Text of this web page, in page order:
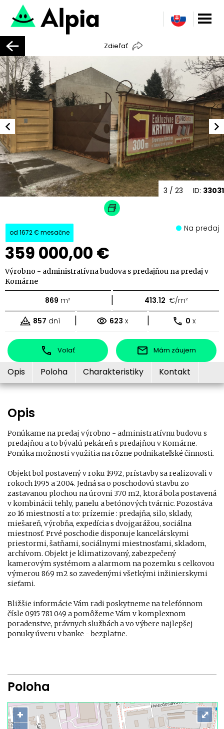
Zdieľať
ID: 33031
3 / 23
od 1672 € mesačne
359 000,00 €
Na predaj
Výrobno - administratívna budova s predajňou na predaj v
Komárne
869 m² | 413.12 €/m²
857 dní | 623 x | 0 x
Volať Mám záujem
Opis Poloha Charakteristiky Kontakt
Opis
Ponúkame na predaj výrobno - administratívnu budovu s
predajňou a to bývalú pekáreň s predajňou v Komárne.
Ponúka možnosti využitia na rôzne podnikateľské činnosti.
Objekt bol postavený v roku 1992, prístavby sa realizovali v
rokoch 1995 a 2004. Jedná sa o poschodovú stavbu zo
zastavanou plochou na úrovni 370 m2, ktorá bola postavená
v kombinácii tehly, panelu a betónových tvárnic. Pozostáva
zo 16 miestností a to: prízemie : predajňa, silo, sklady,
miešareň, výrobňa, expedícia s dvojgarážou, sociálna
miestnosť. Prvé poschodie disponuje kancelárskymi
priestormi, šatňami, sociálnymi miestnosťami, skladom,
archívom. Objekt je klimatizovaný, zabezpečený
kamerovým systémom a alarmom na pozemku s celkovou
výmerou 869 m2 so zavedenými všetkými inžinierskymi
sieťami.
Bližšie informácie Vám radi poskytneme na telefónnom
čísle 0915 781 049 a pomôžeme Vám v komplexnom
poradenstve, právnych službách a vo výbere najlepšej
ponuky úveru v banke - bezplatne.
Poloha
+
⤢